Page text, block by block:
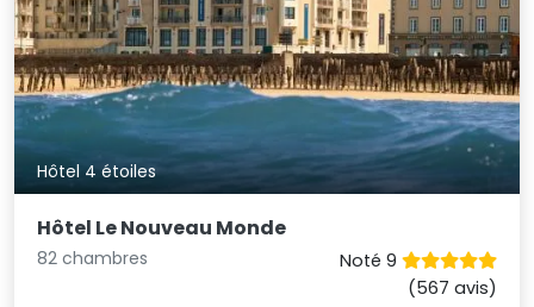
Hôtel 4 étoiles
Hôtel Le Nouveau Monde
82 chambres
Noté 9
(567 avis)